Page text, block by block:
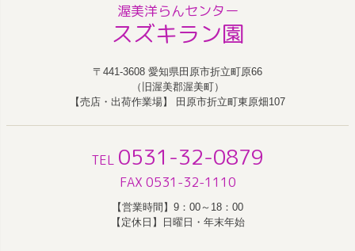
渥美洋らんセンター
スズキラン園
〒441-3608 愛知県田原市折立町原66
（旧渥美郡渥美町）
【売店・出荷作業場】 田原市折立町東原畑107
TEL 0531-32-0879
FAX 0531-32-1110
【営業時間】9：00～18：00
【定休日】日曜日・年末年始